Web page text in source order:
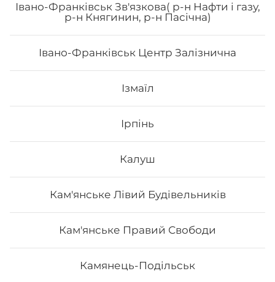
Івано-Франківськ Зв'язкова( р-н Нафти і газу,
р-н Княгинин, р-н Пасічна)
Івано-Франківськ Центр Залізнична
Ізмаїл
Ірпінь
Калуш
Кам'янське Лівий Будівельників
Кам'янське Правий Свободи
Камянець-Подільськ
Вага: 1180 г Склад: рол гриль голд, спайсі рол 🌶️,
філадельфія з лососем, авокадо рол з лососем